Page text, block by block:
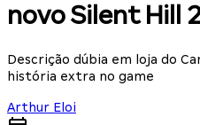
novo Silent Hill
Descrição dúbia em loja do
história extra no game
Arthur Eloi